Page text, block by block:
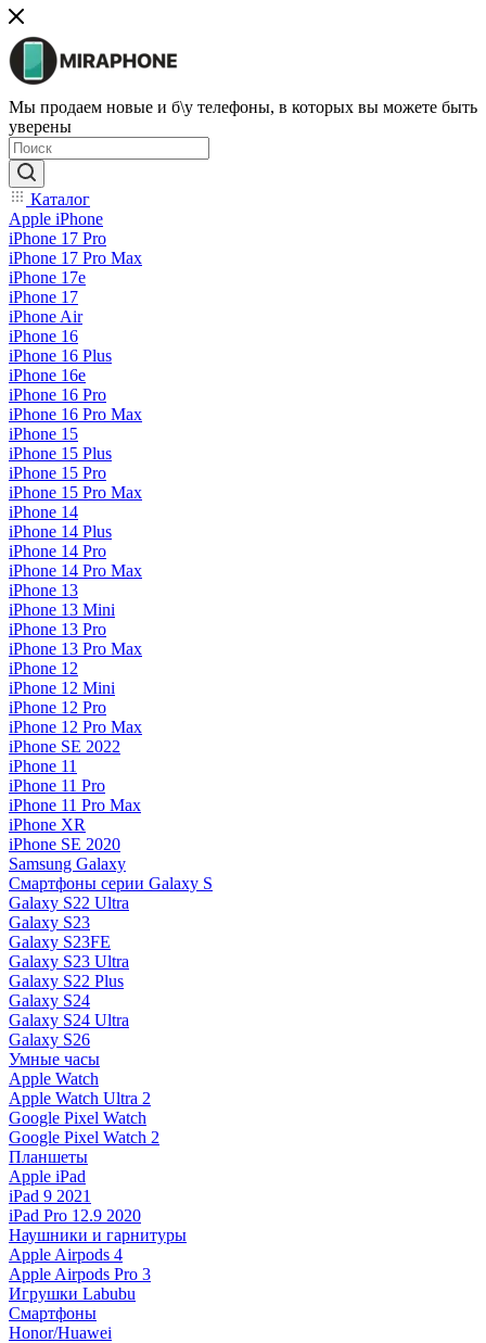
Мы продаем новые и б\у телефоны, в которых вы можете быть
уверены
Каталог
Apple iPhone
iPhone 17 Pro
iPhone 17 Pro Max
iPhone 17e
iPhone 17
iPhone Air
iPhone 16
iPhone 16 Plus
iPhone 16e
iPhone 16 Pro
iPhone 16 Pro Max
iPhone 15
iPhone 15 Plus
iPhone 15 Pro
iPhone 15 Pro Max
iPhone 14
iPhone 14 Plus
iPhone 14 Pro
iPhone 14 Pro Max
iPhone 13
iPhone 13 Mini
iPhone 13 Pro
iPhone 13 Pro Max
iPhone 12
iPhone 12 Mini
iPhone 12 Pro
iPhone 12 Pro Max
iPhone SE 2022
iPhone 11
iPhone 11 Pro
iPhone 11 Pro Max
iPhone XR
iPhone SE 2020
Samsung Galaxy
Смартфоны серии Galaxy S
Galaxy S22 Ultra
Galaxy S23
Galaxy S23FE
Galaxy S23 Ultra
Galaxy S22 Plus
Galaxy S24
Galaxy S24 Ultra
Galaxy S26
Умные часы
Apple Watch
Apple Watch Ultra 2
Google Pixel Watch
Google Pixel Watch 2
Планшеты
Apple iPad
iPad 9 2021
iPad Pro 12.9 2020
Наушники и гарнитуры
Apple Airpods 4
Apple Airpods Pro 3
Игрушки Labubu
Смартфоны
Honor/Huawei